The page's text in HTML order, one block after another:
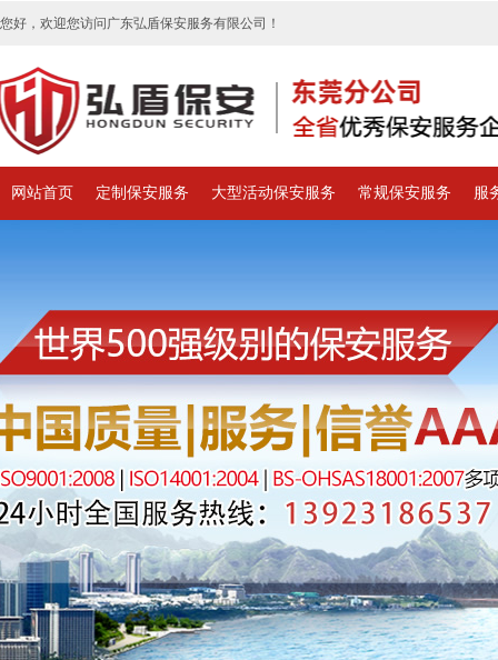
您好，欢迎您访问广东弘盾保安服务有限公司！
网站首页 定制保安服务 大型活动保安服务 常规保安服务 服